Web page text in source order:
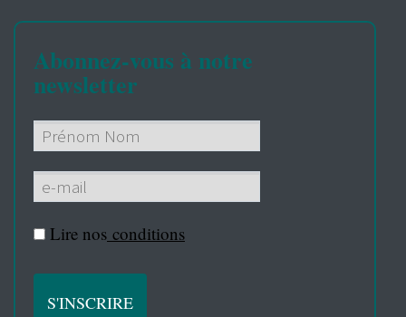
Abonnez-vous à notre
newsletter
Lire nos conditions